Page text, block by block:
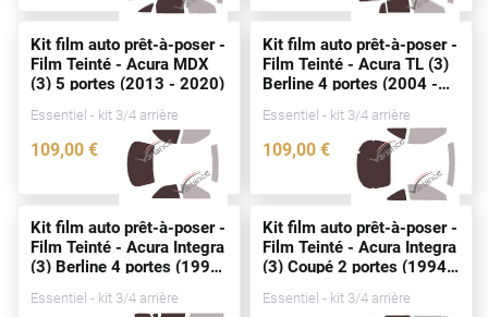
Skoda
Tesla
Toyota
Volkswagen
Acura
Aixam
Kit film auto prêt-à-poser -
Film Teinté - Acura MDX
(3) 5portes (2013 - 2020)
Essentiel - kit 3/4 arrière
109,00 €
3178-ACU
Kit film auto prêt-à-poser -
Film Teinté - Acura TL (3)
Berline 4portes (2004 -
Essentiel - kit 3/4 arrière
109,00 €
0022-ACU
Kit film auto prêt-à-poser -
Film Teinté - Acura Integra
(3) Berline 4portes (1994
Essentiel - kit 3/4 arrière
Kit film auto prêt-à-poser -
Film Teinté - Acura Integra
(3) Coupé 2portes (1994 -
Essentiel - kit 3/4 arrière